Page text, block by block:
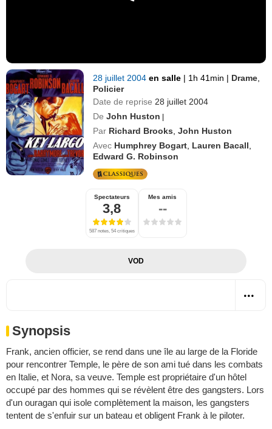
28 juillet 2004en salle | 1h 41min | Drame
Policier
Date de reprise 28 juillet 2004
De John Huston |
Par Richard Brooks ,John Huston
Avec Humphrey Bogart Lauren Bacall
Edward G. Robinson
Spectateurs
3,8
587 notes, 54 critiques
Mes amis
--
VOD
Synopsis
Frank, ancien officier, se rend dans une île au large de la Floride
pour rencontrer Temple, le père de son ami tué dans les combats
en Italie, et Nora, sa veuve. Temple est propriétaire d'un hôtel
occupé par des hommes qui se révèlent être des gangsters. Lors
d'un ouragan qui isole complètement la maison, les gangsters
tentent de s'enfuir sur un bateau et obligent Frank à le piloter.